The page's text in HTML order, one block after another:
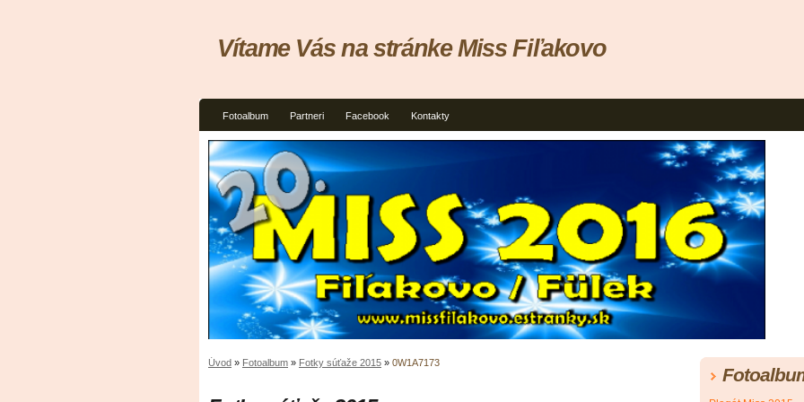
Fotoalbum Partneri Facebook Kontakty
Vítame Vás na stránke Miss Fiľakovo
Úvod » Fotoalbum » Fotky súťaže 2015 » 0W1A7173